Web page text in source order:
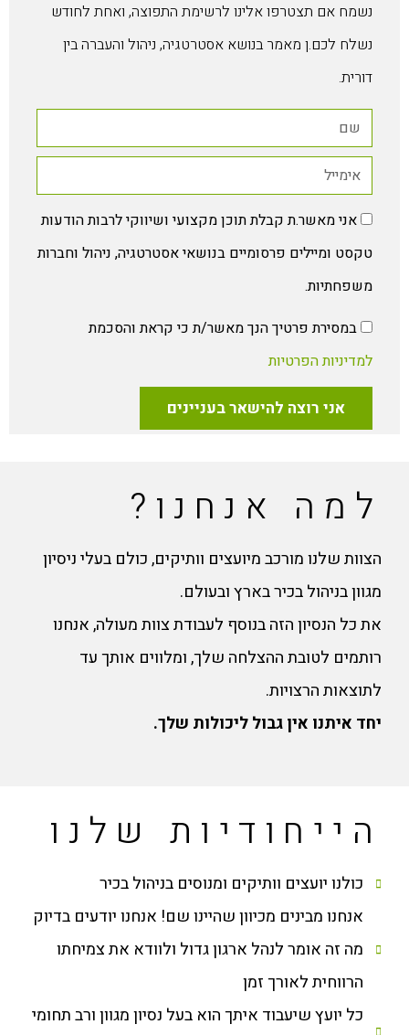
נשמח אם תצטרפו אלינו לרשימת התפוצה, ואחת לחודש
נשלח לכם.ן מאמר בנושא אסטרטגיה, ניהול והעברה בין
דורית.
אני מאשר.ת קבלת תוכן מקצועי ושיווקי לרבות הודעות
טקסט ומיילים פרסומיים בנושאי אסטרטגיה, ניהול וחברות
משפחתיות.
במסירת פרטיך הנך מאשר/ת כי קראת והסכמת
למדיניות הפרטיות
אני רוצה להישאר בעניינים
למה אנחנו?
הצוות שלנו מורכב מיועצים וותיקים, כולם בעלי ניסיון
מגוון בניהול בכיר בארץ ובעולם.
את כל הנסיון הזה בנוסף לעבודת צוות מעולה, אנחנו
רותמים לטובת ההצלחה שלך, ומלווים אותך עד
לתוצאות הרצויות.
יחד איתנו אין גבול ליכולות שלך.
הייחודיות שלנו
כולנו יועצים וותיקים ומנוסים בניהול בכיר
אנחנו מבינים מכיוון שהיינו שם! אנחנו יודעים בדיוק
מה זה אומר לנהל ארגון גדול ולוודא את צמיחתו
הרווחית לאורך זמן
כל יועץ שיעבוד איתך הוא בעל נסיון מגוון ורב תחומי